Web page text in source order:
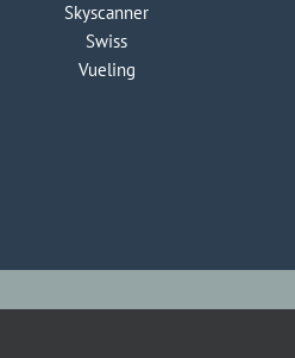
Skyscanner
Swiss
Vueling